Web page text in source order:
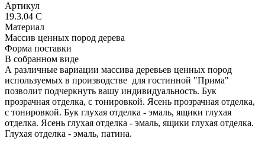
Артикул
19.3.04 С
Материал
Массив ценных пород дерева
Форма поставки
В собранном виде
А различные вариации массива деревьев ценных пород
используемых в производстве для гостинной "Прима"
позволит подчеркнуть вашу индивидуальность. Бук
прозрачная отделка, с тонировкой. Ясень прозрачная отделка,
с тонировкой. Бук глухая отделка - эмаль, ящики глухая
отделка. Ясень глухая отделка - эмаль, ящики глухая отделка.
Глухая отделка - эмаль, патина.